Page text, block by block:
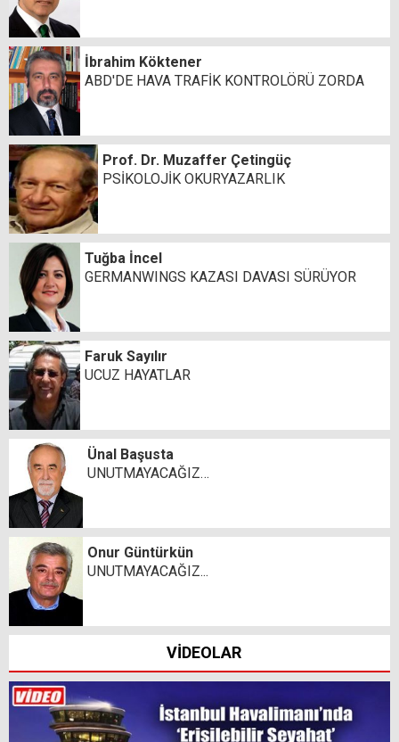
İbrahim Köktener
ABD'DE HAVA TRAFİK KONTROLÖRÜ ZORDA
Prof. Dr. Muzaffer Çetingüç
PSİKOLOJİK OKURYAZARLIK
Tuğba İncel
GERMANWINGS KAZASI DAVASI SÜRÜYOR
Faruk Sayılır
UCUZ HAYATLAR
Ünal Başusta
UNUTMAYACAĞIZ…
Onur Güntürkün
UNUTMAYACAĞIZ...
VİDEOLAR